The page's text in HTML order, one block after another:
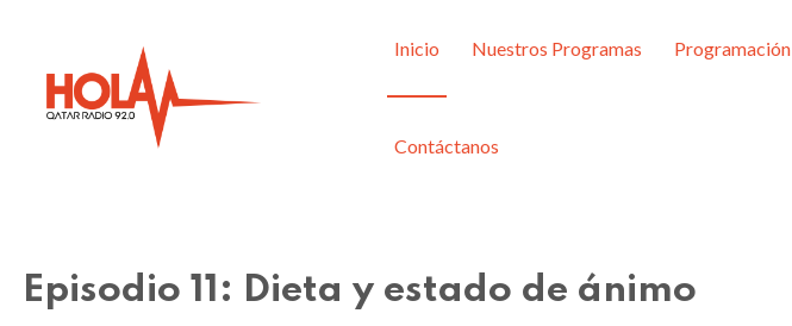
Inicio Nuestros Programas Programación
Contáctanos
Episodio 11: Dieta y estado de ánimo